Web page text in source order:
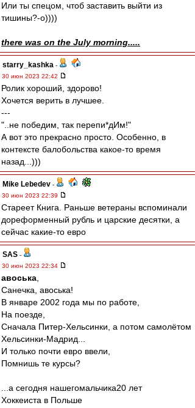
Или ты спецом, чтоб заставить выйти из
тишины?-о))))
there was on the July morning.....
starry_kashka -
30 июн 2023 22:42
Ролик хороший, здорово!
Хочется верить в лучшее.
---
"..не победим, так перепи*дИм!"
А вот это прекрасно просто. Особенно, в
контексте балобольства какое-то время
назад...)))
Mike Lebedev -
30 июн 2023 22:39
Стареет Книга. Раньше ветераны вспоминали
дореформенный рубль и царские десятки, а
сейчас какие-то евро
SAS -
30 июн 2023 22:34
авоська
Санечка, авоська!
В январе 2002 года мы по работе,
На поезде,
Сначала Питер-Хельсинки, а потом самолётом
Хельсинки-Мадрид...
И только почти евро ввели,
Помнишь те курсы?
...а сегодня нашегомальчика20 лет
Хоккеиста в Польше